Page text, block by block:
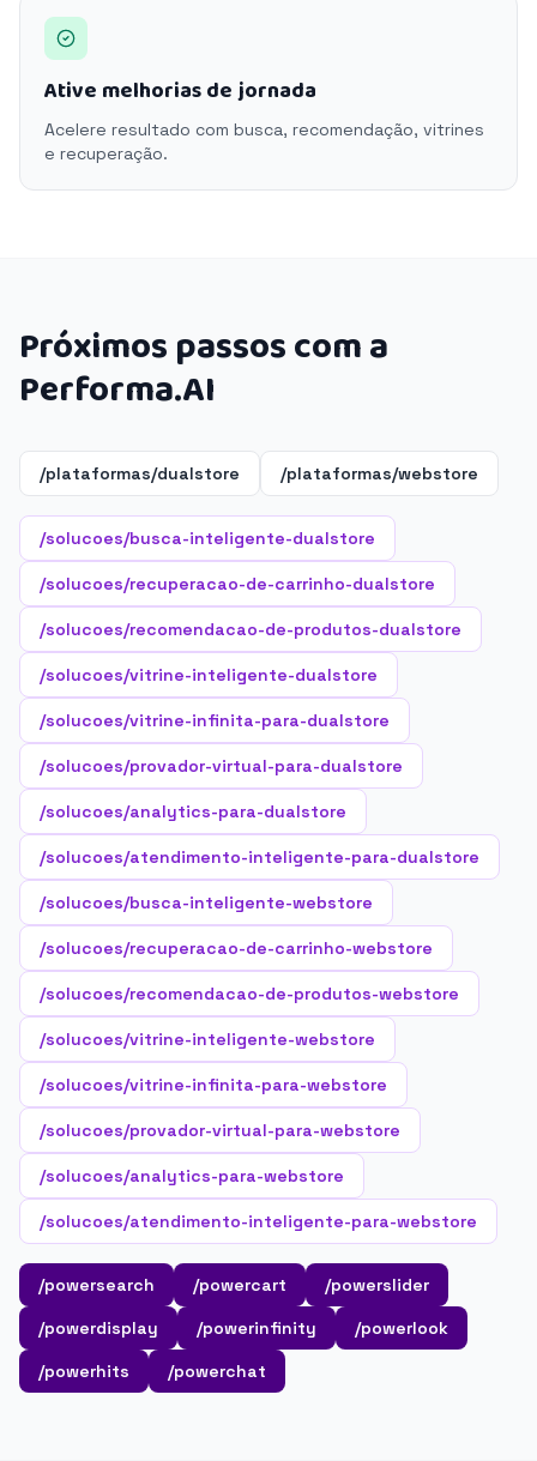
Ative melhorias de jornada
Acelere resultado com busca, recomendação, vitrines
e recuperação.
Próximos passos com a
Performa.AI
/plataformas/dualstore /plataformas/webstore
/solucoes/busca-inteligente-dualstore
/solucoes/recuperacao-de-carrinho-dualstore
/solucoes/recomendacao-de-produtos-dualstore
/solucoes/vitrine-inteligente-dualstore
/solucoes/vitrine-infinita-para-dualstore
/solucoes/provador-virtual-para-dualstore
/solucoes/analytics-para-dualstore
/solucoes/atendimento-inteligente-para-dualstore
/solucoes/busca-inteligente-webstore
/solucoes/recuperacao-de-carrinho-webstore
/solucoes/recomendacao-de-produtos-webstore
/solucoes/vitrine-inteligente-webstore
/solucoes/vitrine-infinita-para-webstore
/solucoes/provador-virtual-para-webstore
/solucoes/analytics-para-webstore
/solucoes/atendimento-inteligente-para-webstore
/powersearch /powercart
/powerslider
/powerdisplay
/powerinfinity
/powerlook
/powerhits
/powerchat